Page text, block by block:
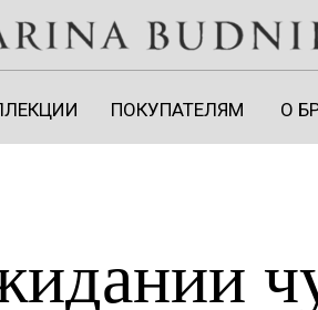
О
ПОКУПАТЕЛЯМ